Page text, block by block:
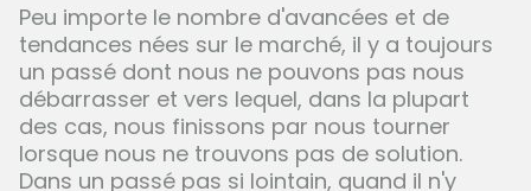
Peu importe le nombre d'avancées et de
tendances nées sur le marché, il y a toujours
un passé dont nous ne pouvons pas nous
débarrasser et vers lequel, dans la plupart
des cas, nous finissons par nous tourner
lorsque nous ne trouvons pas de solution.
Dans un passé pas si lointain, quand il n'y